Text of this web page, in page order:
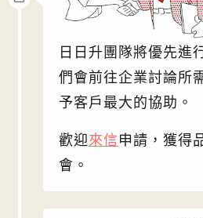
日日升團隊將優先進
們會前往企業討論所
予客戶最大的協助。
歡迎來信申請，獲得
會。